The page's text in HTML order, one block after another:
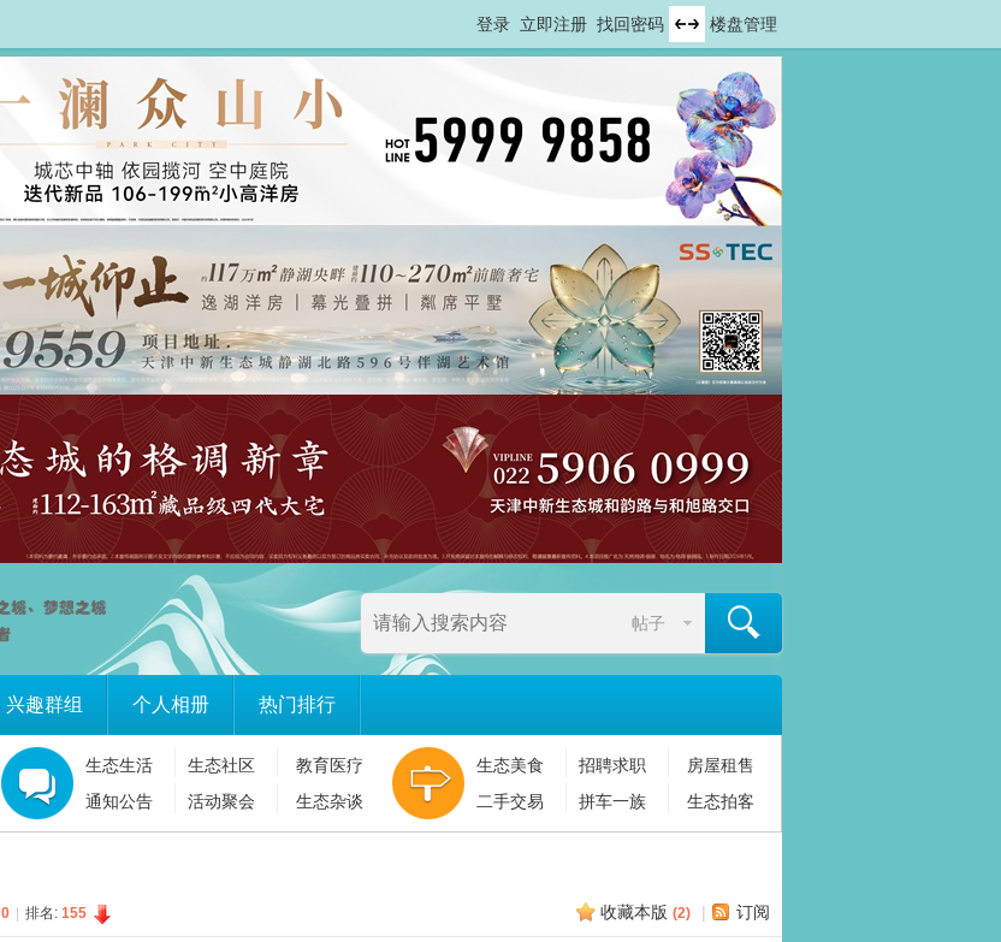
登录 立即注册 找回密码 楼盘管理
帖子
兴趣群组 个人相册 热门排行
搜索
生态生活 生态社区
教育医疗
通知公告
活动聚会 生态杂谈
生态美食 招聘求职
房屋租售
二手交易
拼车一族 生态拍客
收藏本版 (2) | 订阅
0 排名: 155